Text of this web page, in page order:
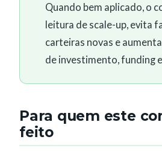
Quando bem aplicado, o
leitura de scale-up, evita
carteiras novas e
de investimento, funding
Para quem este
feito